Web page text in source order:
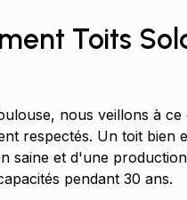
Toits
nous veillons à ce
respectés. Un toit bien
saine et d'une
pendant 30 ans.